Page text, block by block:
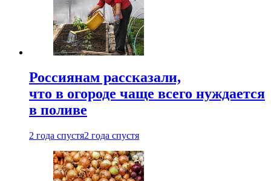
Россиянам рассказали,
что в огороде чаще всего нуждается
в поливе
2 года спустя2 года спустя